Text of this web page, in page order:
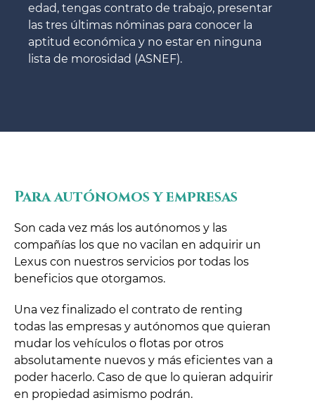
edad, tengas contrato de trabajo, presentar
las tres últimas nóminas para conocer la
aptitud económica y no estar en ninguna
lista de morosidad (ASNEF).
Para autónomos y empresas
Son cada vez más los autónomos y las
compañías los que no vacilan en adquirir un
Lexus con nuestros servicios por todas los
beneficios que otorgamos.
Una vez finalizado el contrato de renting
todas las empresas y autónomos que quieran
mudar los vehículos o flotas por otros
absolutamente nuevos y más eficientes van a
poder hacerlo. Caso de que lo quieran adquirir
en propiedad asimismo podrán.